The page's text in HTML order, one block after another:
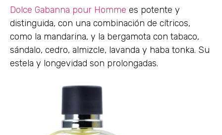
Dolce Gabanna pour Homme es potente y
distinguida, con una combinación de cítricos,
como la mandarina, y la bergamota con tabaco,
sándalo, cedro, almizcle, lavanda y haba tonka. Su
estela y longevidad son prolongadas.